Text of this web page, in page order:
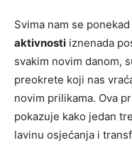
Svima nam se
aktivnosti iznenada
svakim novim danom,
preokrete koji nas
novim prilikama. Ova
pokazuje kako jedan
lavinu osjećanja i